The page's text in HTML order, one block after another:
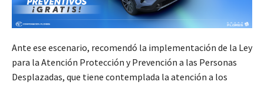
Ante ese escenario, recomendó la implementación de la Ley
para la Atención Protección y Prevención a las Personas
Desplazadas, que tiene contemplada la atención a los